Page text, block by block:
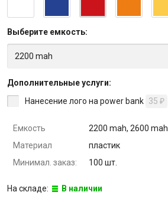
Выберите емкость:
Дополнительные услуги:
Нанесение лого на power bank 35 ₽
Емкость
2200 mah, 2600 mah
Материал
пластик
Минимал. заказ:
100 шт.
На складе: В наличии